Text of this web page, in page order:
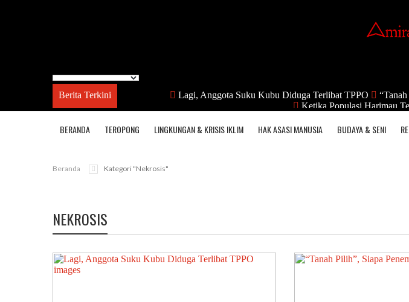
Berita Terkini Lagi, Anggota Suku Kubu Diduga Terlibat TPPO
Ketika Populasi Harimau
BERANDA TEROPONG LINGKUNGAN & KRISIS IKLIM HAK ASASI MANUSIA BUDAYA & SENI
Beranda Kategori "nekrosis"
NEKROSIS